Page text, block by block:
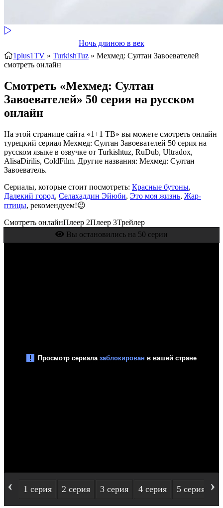
Ночь длиною в век
1plus1TV » TurkishTuz » Мехмед: Султан Завоевателей
смотреть онлайн
Смотреть «Мехмед: Султан
Завоевателей» 50 серия на русском
онлайн
На этой странице сайта «1+1 ТВ» вы можете смотреть онлайн
турецкий сериал Мехмед: Султан Завоевателей 50 серия на
русском языке в озвучке от Turkishtuz, RuDub, Ultradox,
AlisaDirilis, ColdFilm. Другие названия: Мехмед: Султан
Завоеватель.
Сериалы, которые стоит посмотреть: Красные бутоны,
Далекий город, Селахаддин Эйюби, Это моя жизнь, Жар-
птицы, рекомендуем!😉
Смотреть онлайнПлеер 2Плеер 3Трейлер
Вы остановились на 50 серии
‹ 1 серия 2 серия 3 серия 4 серия 5 серия ›